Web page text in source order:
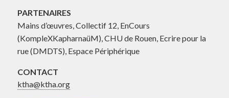
PARTENAIRES
Mains d’œuvres, Collectif 12, EnCours
(KompleXKapharnaüM), CHU de Rouen, Ecrire pour la
rue (DMDTS), Espace Périphérique
CONTACT
ktha@ktha.org